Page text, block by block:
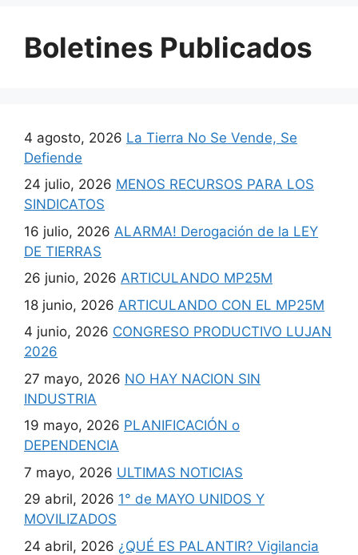
Boletines Publicados
4 agosto, 2026 La Tierra No Se Vende, Se
Defiende
24 julio, 2026 MENOS RECURSOS PARA LOS
SINDICATOS
16 julio, 2026 ALARMA! Derogación de la LEY
DE TIERRAS
26 junio, 2026 ARTICULANDO MP25M
18 junio, 2026 ARTICULANDO CON EL MP25M
4 junio, 2026 CONGRESO PRODUCTIVO LUJAN
2026
27 mayo, 2026 NO HAY NACION SIN
INDUSTRIA
19 mayo, 2026 PLANIFICACIÓN o
DEPENDENCIA
7 mayo, 2026 ULTIMAS NOTICIAS
29 abril, 2026 1° de MAYO UNIDOS Y
MOVILIZADOS
24 abril, 2026 ¿QUÉ ES PALANTIR? Vigilancia